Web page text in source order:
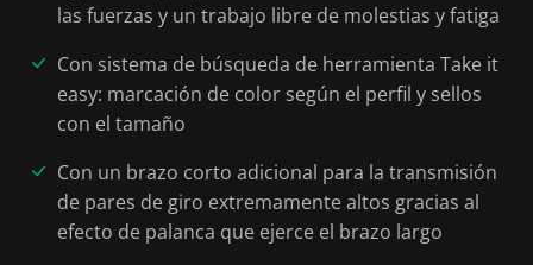
las fuerzas y un trabajo libre de molestias y fatiga
Con sistema de búsqueda de herramienta Take it
easy: marcación de color según el perfil y sellos
con el tamaño
Con un brazo corto adicional para la transmisión
de pares de giro extremamente altos gracias al
efecto de palanca que ejerce el brazo largo